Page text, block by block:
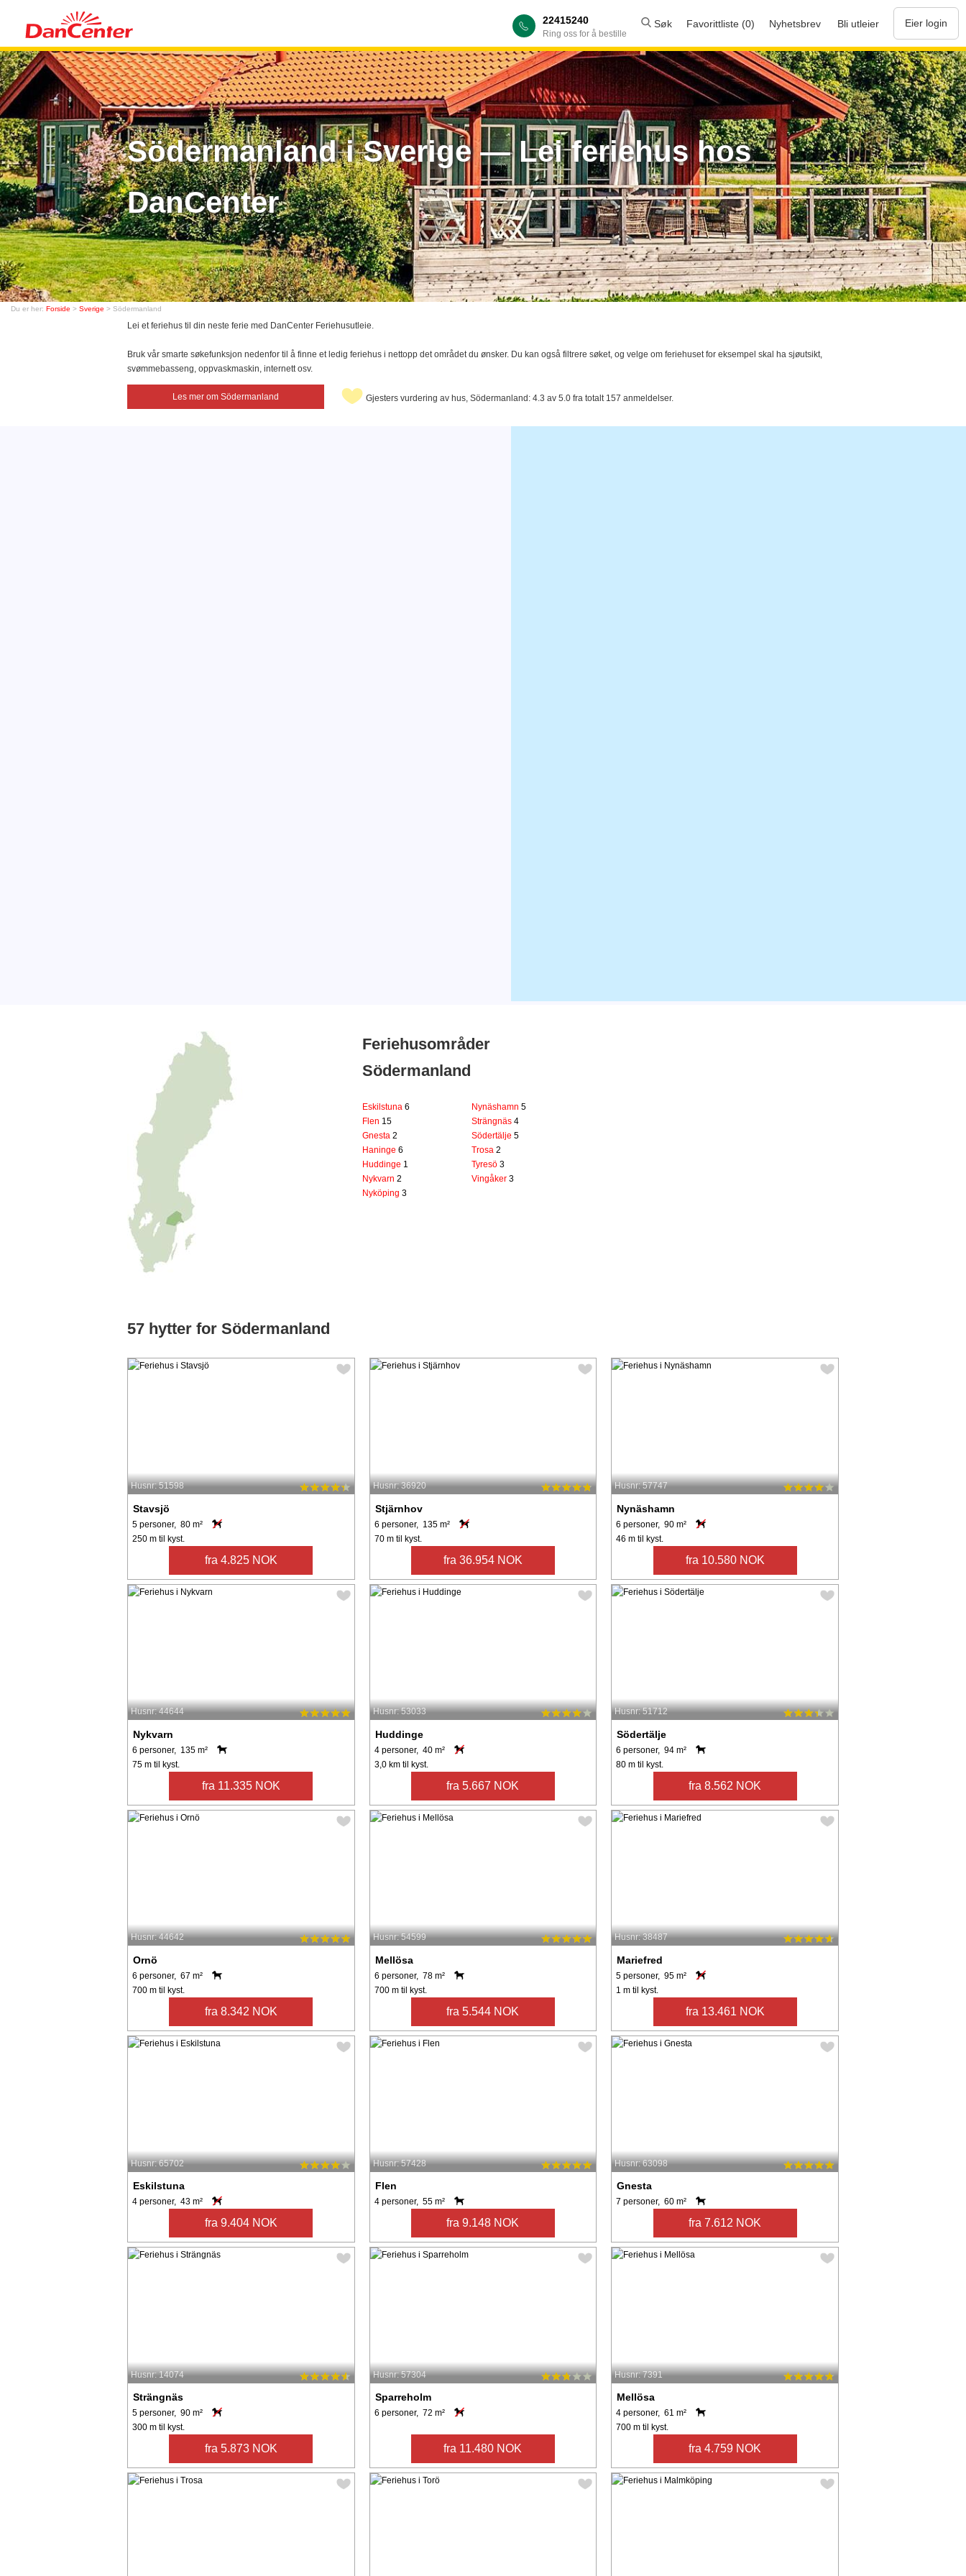
22415240
Ring oss for å bestille
Søk Favorittliste (0) Nyhetsbrev Bli utleier Eier login
Södermanland i Sverige — Lei feriehus hos
DanCenter
Du er her: Forside > Sverige > Södermanland
Lei et feriehus til din neste ferie med DanCenter Feriehusutleie.
Bruk vår smarte søkefunksjon nedenfor til å finne et ledig feriehus i nettopp det området du ønsker. Du kan også filtrere søket, og velge om feriehuset for eksempel skal ha sjøutsikt,
svømmebasseng, oppvaskmaskin, internett osv.
Les mer om Södermanland Gjesters vurdering av hus, Södermanland: 4.3 av 5.0 fra totalt 157 anmeldelser.
Feriehusområder
Södermanland
Eskilstuna 6
Flen 15
Gnesta 2
Haninge 6
Huddinge 1
Nykvarn 2
Nyköping 3
Nynäshamn5
Strängnäs4
Södertälje5
Trosa2
Tyresö3
Vingåker3
57 hytter for Södermanland
Husnr: 51598
Stavsjö
5 personer, 80 m²
250 m til kyst.
fra 4.825 NOK
Husnr: 36920
Stjärnhov
6 personer, 135 m²
70 m til kyst.
fra 36.954 NOK
Husnr: 57747
Nynäshamn
6 personer, 90 m²
46 m til kyst.
fra 10.580 NOK
Husnr: 44644
Nykvarn
6 personer, 135 m²
75 m til kyst.
fra 11.335 NOK
Husnr: 53033
Huddinge
4 personer, 40 m²
3,0 km til kyst.
fra 5.667 NOK
Husnr: 51712
Södertälje
6 personer, 94 m²
80 m til kyst.
fra 8.562 NOK
Husnr: 44642
Ornö
6 personer, 67 m²
700 m til kyst.
fra 8.342 NOK
Husnr: 54599
Mellösa
6 personer, 78 m²
700 m til kyst.
fra 5.544 NOK
Husnr: 38487
Mariefred
5 personer, 95 m²
1 m til kyst.
fra 13.461 NOK
Husnr: 65702
Eskilstuna
4 personer, 43 m²
fra 9.404 NOK
Husnr: 57428
Flen
4 personer, 55 m²
fra 9.148 NOK
Husnr: 63098
Gnesta
7 personer, 60 m²
fra 7.612 NOK
Husnr: 14074
Strängnäs
5 personer, 90 m²
300 m til kyst.
fra 5.873 NOK
Husnr: 57304
Sparreholm
6 personer, 72 m²
fra 11.480 NOK
Husnr: 7391
Mellösa
4 personer, 61 m²
700 m til kyst.
fra 4.759 NOK